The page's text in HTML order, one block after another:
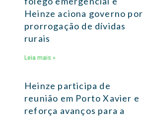
Heinze aciona governo por
prorrogação de dívidas
rurais
Leia mais »
Heinze participa de
reunião em Porto Xavier e
reforça avanços para a